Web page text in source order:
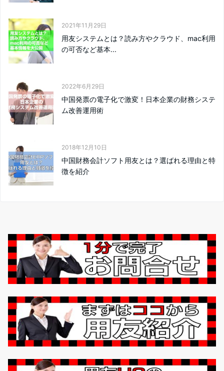
2021年11月29日
用友システムとは？読み方やクラウド、mac利用
の可否など基本...
2022年6月29日
中国発票の電子化で激変！日本企業の財務システ
ム改善運用術
2018年12月10日
中国財務会計ソフト用友とは？選ばれる理由と特
徴を紹介